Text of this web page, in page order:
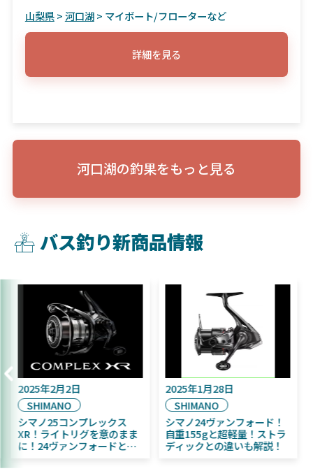
山梨県>河口湖> マイボート/フローターなど
詳細を見る
河口湖の釣果をもっと見る
バス釣り新商品情報
2025年9月16日
DAIWA
2025年11月発売予定！
DAIWA ふく魚／ちびふく魚
はビッグベイト初心者にお
2025年2月2日
SHIMANO
シマノ25コンプレックス
XR！ライトリグを意のまま
に！24ヴァンフォードとの